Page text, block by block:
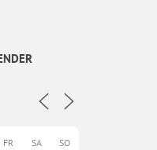
FR SA SO